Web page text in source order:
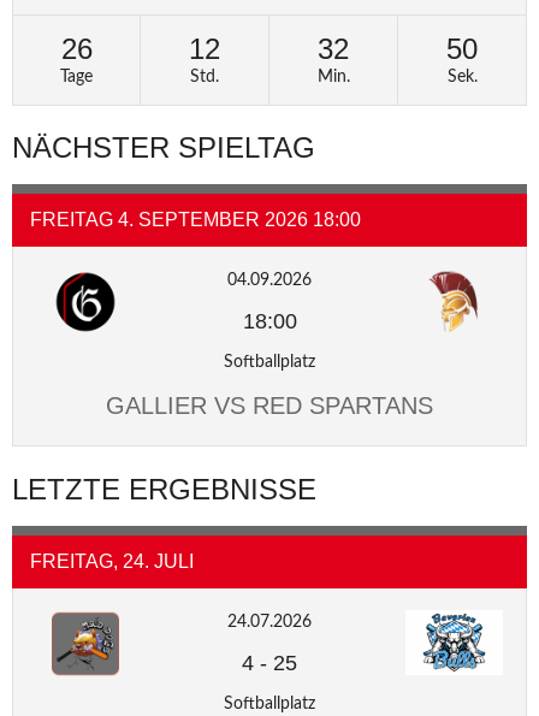
26
Tage
12
Std.
32
Min.
50
Sek.
NÄCHSTER SPIELTAG
FREITAG 4. SEPTEMBER 2026 18:00
04.09.2026
18:00
Softballplatz
GALLIER VS RED SPARTANS
LETZTE ERGEBNISSE
FREITAG, 24. JULI
24.07.2026
4 - 25
Softballplatz